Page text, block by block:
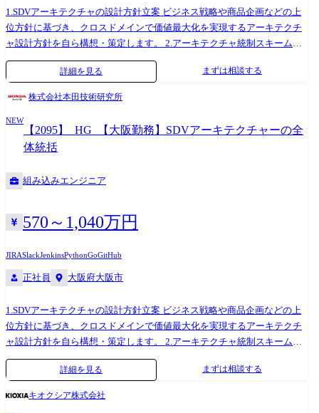
CAMEO/PREEvision, JIRA/Confluence, Git, SVN, Jenkins, GoogleTest
framework, Docker, Claude/Claude Code etc.
1.SDVアーキテクチャの設計方針立案 ビジネス戦略や商品企画などの上
位方針に基づき、クロスドメインで価値最大化を実現するアーキテクチ
ャ設計方針を自ら構想・策定します。 2.アーキテクチャ統制スキームの
構築・定着 各開発部門と連携しながら、世代・機種を横断した開発効率
と品質を両立するための統制スキームを構築・定着させます。 ※実装そ
のものではなく、全体を俯瞰し統制する立場として関与します。 3.重要
える重要プロジェクトに自ら参画し、 基本方針の意思決定を主導しま
す。 単なるレビューではなく、自ら現場に入り込み、方向性を決め切る
役割です。 ※専門性や適性、会社ニーズなどを踏まえ、会社が定める業
Adaptive/Classic, C/C++, Python, Javascript, シェルスクリプト, Doors,
Jenkins, GoogleTest framework, Docker, Claude/Claude Code etc.
詳細を見る まずは相談する
株式会社本田技術研究所
NEW
【2095】_HG_【大阪勤務】SDVアーキテクチャーの全
体統括
組み込みエンジニア
570～1,040万円
JIRASlackJenkinsPythonGoGitHub
正社員 大阪府大阪市
1.SDVアーキテクチャの設計方針立案 ビジネス戦略や商品企画などの上
位方針に基づき、クロスドメインで価値最大化を実現するアーキテクチ
ャ設計方針を自ら構想・策定します。 2.アーキテクチャ統制スキームの
構築・定着 各開発部門と連携しながら、世代・機種を横断した開発効率
と品質を両立するための統制スキームを構築・定着させます。 ※実装そ
のものではなく、全体を俯瞰し統制する立場として関与します。 3.重要
詳細を見る まずは相談する
キオクシア株式会社